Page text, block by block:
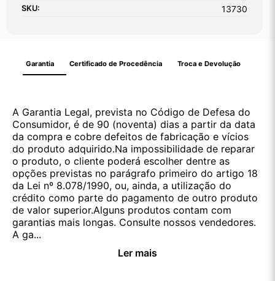
SKU: 13730
Garantia Certificado de Procedência Troca e Devolução
A Garantia Legal, prevista no Código de Defesa do
Consumidor, é de 90 (noventa) dias a partir da data
da compra e cobre defeitos de fabricação e vícios
do produto adquirido.Na impossibilidade de reparar
o produto, o cliente poderá escolher dentre as
opções previstas no parágrafo primeiro do artigo 18
da Lei nº 8.078/1990, ou, ainda, a utilização do
crédito como parte do pagamento de outro produto
de valor superior.Alguns produtos contam com
garantias mais longas. Consulte nossos vendedores.
A ga...
Ler mais